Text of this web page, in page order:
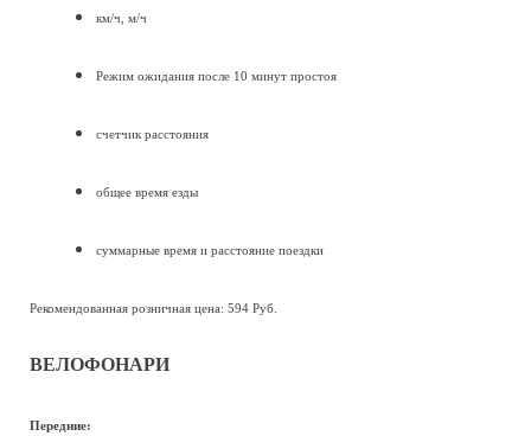
км/ч, м/ч
Режим ожидания после 10 минут простоя
счетчик расстояния
общее время езды
суммарные время и расстояние поездки
Рекомендованная розничная цена: 594 Руб.
ВЕЛОФОНАРИ
Передние: